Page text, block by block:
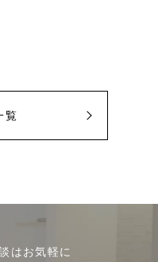
覧
はお気軽に